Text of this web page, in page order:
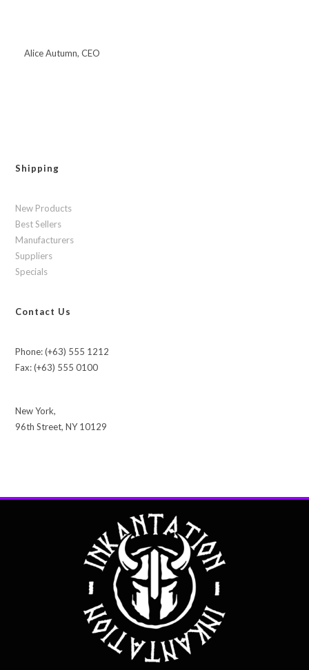
Alice Autumn, CEO
Shipping
New Products
Best Sellers
Manufacturers
Suppliers
Specials
Contact Us
Phone: (+63) 555 1212
Fax: (+63) 555 0100
New York,
96th Street, NY 10129